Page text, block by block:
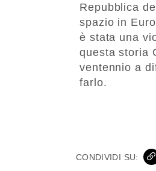
Repubblica
spazio in
è stata una
questa storia
ventennio a
farlo.
CONDIVIDI SU: